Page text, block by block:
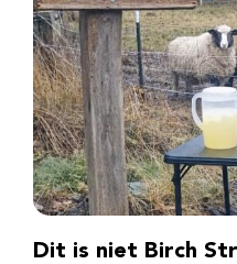
Dit is niet Birch